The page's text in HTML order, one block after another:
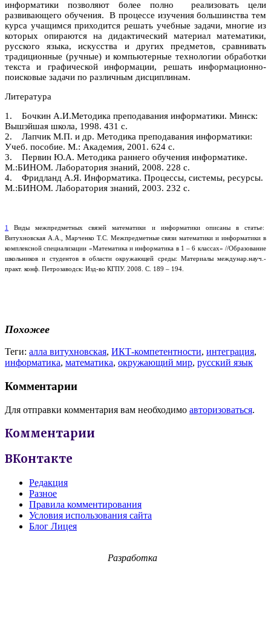
информатики позволяют более полно реализовать цели
развивающего обучения. В процессе изучения большинства тем
курса учащимся приходится решать учебные задачи, многие из
которых опираются на дидактический материал математики,
русского языка, искусства и других предметов, сравнивать
традиционные (ручные) и компьютерные технологии обработки
текста и графической информации, решать информационно-
поисковые задачи по различным дисциплинам.
Литература
1. Бочкин А.И.Методика преподавания информатики. Минск:
Вышэйшая школа, 1998. 431 с.
2. Лапчик М.П. и др. Методика преподавания информатики:
Учеб. пособие. М.: Академия, 2001. 624 с.
3. Первин Ю.А. Методика раннего обучения информатике.
М.:БИНОМ. Лаборатория знаний, 2008. 228 с.
4. Фридланд А.Я. Информатика. Процессы, системы, ресурсы.
М.:БИНОМ. Лаборатория знаний, 2003. 232 с.
1
Виды межпредметных связей математики и информатики описаны в статье:
Витухновская А.А., Марченко Т.С. Межпредметные связи математики и информатики в
комплексной специализации «Математика и информатика в 1 – 6 классах» //Образование
школьников и студентов в области окружающей среды: Материалы междунар.науч.-
практ. конф. Петрозаводск: Изд-во КГПУ. 2008. С. 189 – 194.
Похожее
Теги: алла витухновская, ИКТ-компетентности, интеграция,
информатика, математика, окружающий мир, русский язык
Комментарии
Для отправки комментария вам необходимо авторизоваться.
Комментарии
ВКонтакте
Редакция
Разное
Правила комментирования
Условия использования сайта
Блог Лицея
Разработка